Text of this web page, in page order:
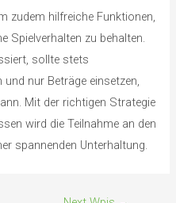
zudem hilfreiche Funktionen,
Spielverhalten zu behalten.
sollte stets
nur Beträge einsetzen,
Mit der richtigen Strategie
wird die Teilnahme an den
spannenden Unterhaltung.